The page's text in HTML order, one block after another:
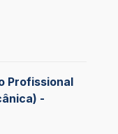
Profissional
-